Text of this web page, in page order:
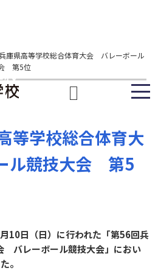
庫県高等学校総合体育大会 バレーボール
第5位
等学校総合体育大
ル競技大会 第5
10日（日）に行われた「第56回兵
バレーボール競技大会」におい
。